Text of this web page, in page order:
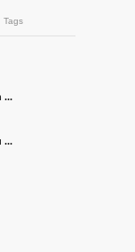
Tags
...
...